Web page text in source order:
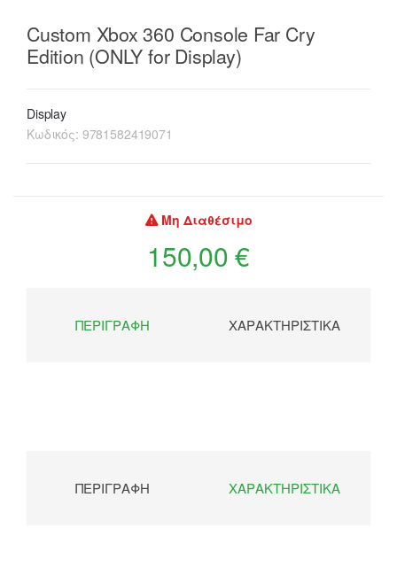
Custom Xbox 360 Console Far Cry
Edition (ONLY for Display)
Display
Κωδικός: 9781582419071
Μη Διαθέσιμο
150,00 €
ΠΕΡΙΓΡΑΦΉ ΧΑΡΑΚΤΗΡΙΣΤΙΚΆ
ΠΕΡΙΓΡΑΦΉ ΧΑΡΑΚΤΗΡΙΣΤΙΚΆ